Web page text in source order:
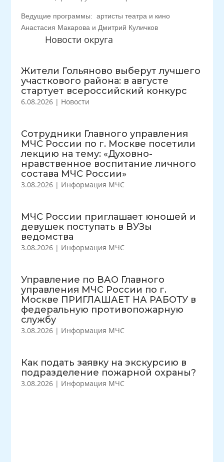
Новости округа
Жители Гольяново выберут лучшего
участкового района: в августе
стартует всероссийский конкурс
6.08.2026 | Новости
Сотрудники Главного управления
МЧС России по г. Москве посетили
лекцию на тему: «Духовно-
нравственное воспитание личного
состава МЧС России»
3.08.2026 | Информация МЧС
МЧС России приглашает юношей и
девушек поступать в ВУЗы
ведомства
3.08.2026 | Информация МЧС
Управление по ВАО Главного
управления МЧС России по г.
Москве ПРИГЛАШАЕТ НА РАБОТУ в
федеральную противопожарную
службу
3.08.2026 | Информация МЧС
Как подать заявку на экскурсию в
подразделение пожарной охраны?
3.08.2026 | Информация МЧС
Ведущие программы: артисты театра и кино
Анастасия Макарова и Дмитрий Куличков